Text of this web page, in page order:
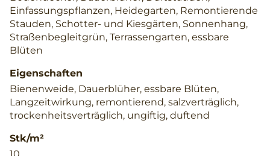
Einfassungspflanzen, Heidegarten, Remontierende
Stauden, Schotter- und Kiesgärten, Sonnenhang,
Straßenbegleitgrün, Terrassengarten, essbare
Blüten
Eigenschaften
Bienenweide, Dauerblüher, essbare Blüten,
Langzeitwirkung, remontierend, salzverträglich,
trockenheitsverträglich, ungiftig, duftend
Stk/m²